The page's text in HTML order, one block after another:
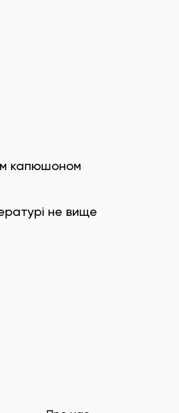
капюшоном
не вище